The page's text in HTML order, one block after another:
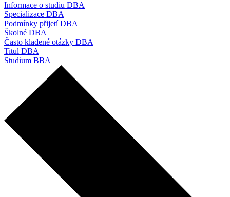
Informace o studiu DBA
Specializace DBA
Podmínky přijetí DBA
Školné DBA
Často kladené otázky DBA
Titul DBA
Studium BBA